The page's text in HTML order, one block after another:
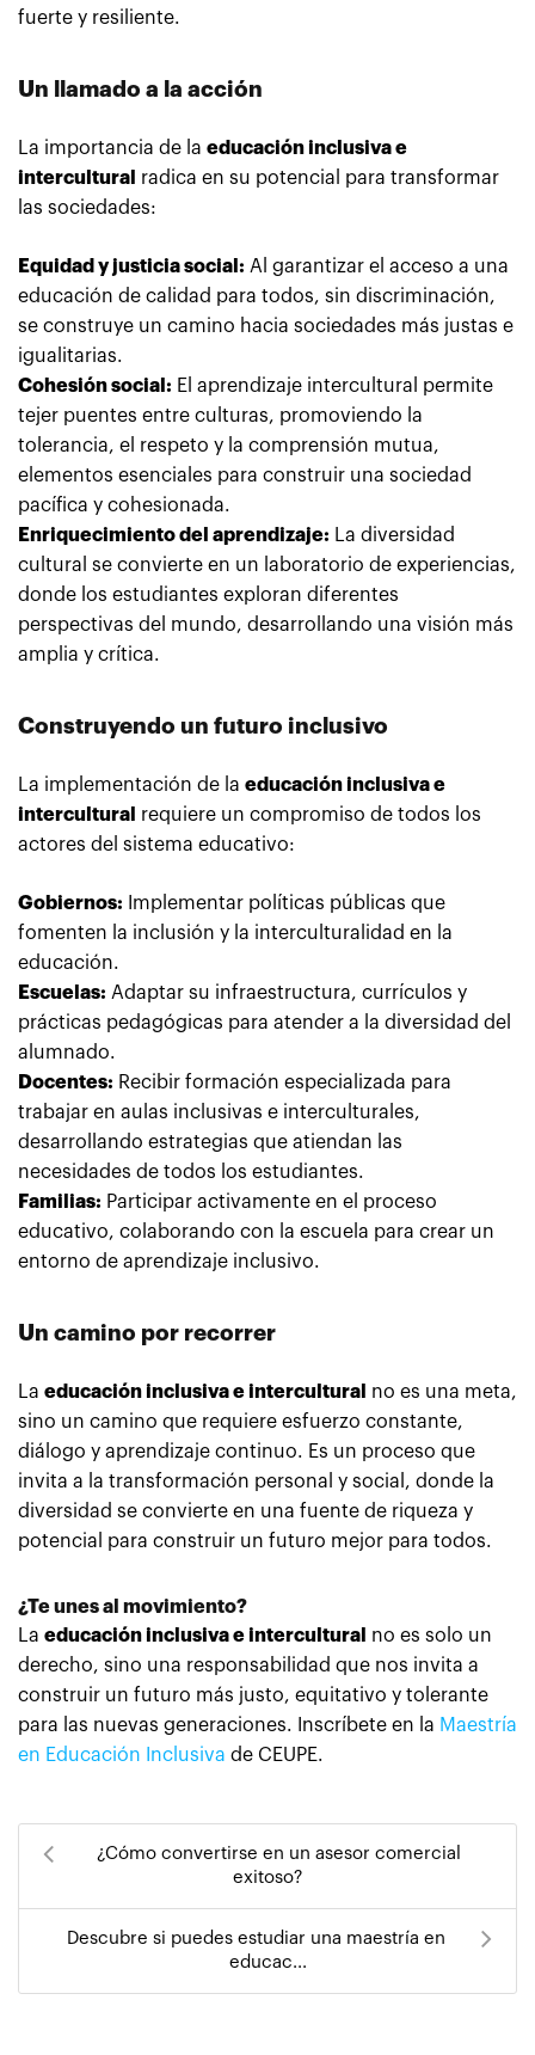
fuerte y resiliente.
Un llamado a la acción
La importancia de la educación inclusiva e
intercultural
radica en su potencial para transformar
las sociedades:
Equidad y justicia social: Al garantizar el acceso a una
educación de calidad para todos, sin discriminación,
se construye un camino hacia sociedades más justas e
igualitarias.
Cohesión social: El aprendizaje intercultural permite
tejer puentes entre culturas, promoviendo la
tolerancia, el respeto y la comprensión mutua,
elementos esenciales para construir una sociedad
pacífica y cohesionada.
Enriquecimiento del aprendizaje: La diversidad
cultural se convierte en un laboratorio de experiencias,
donde los estudiantes exploran diferentes
perspectivas del mundo, desarrollando una visión más
amplia y crítica.
Construyendo un futuro inclusivo
La implementación de la educación inclusiva e
intercultural
requiere un compromiso de todos los
actores del sistema educativo:
Gobiernos: Implementar políticas públicas que
fomenten la inclusión y la interculturalidad en la
educación.
Escuelas: Adaptar su infraestructura, currículos y
prácticas pedagógicas para atender a la diversidad del
alumnado.
Docentes: Recibir formación especializada para
trabajar en aulas inclusivas e interculturales,
desarrollando estrategias que atiendan las
necesidades de todos los estudiantes.
Familias: Participar activamente en el proceso
educativo, colaborando con la escuela para crear un
entorno de aprendizaje inclusivo.
Un camino por recorrer
La educación inclusiva e intercultural
no es una meta,
sino un camino que requiere esfuerzo constante,
diálogo y aprendizaje continuo. Es un proceso que
invita a la transformación personal y social, donde la
diversidad se convierte en una fuente de riqueza y
potencial para construir un futuro mejor para todos.
¿Te unes al movimiento?
La educación inclusiva e intercultural
no es solo un
derecho, sino una responsabilidad que nos invita a
construir un futuro más justo, equitativo y tolerante
para las nuevas generaciones. Inscríbete en la Maestría
en Educación Inclusiva de CEUPE.
¿Cómo convertirse en un asesor comercial
exitoso?
Descubre si puedes estudiar una maestría en
educac...